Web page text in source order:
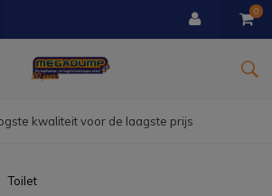
0
Gratisbezorgd vanaf € 150
Toilet